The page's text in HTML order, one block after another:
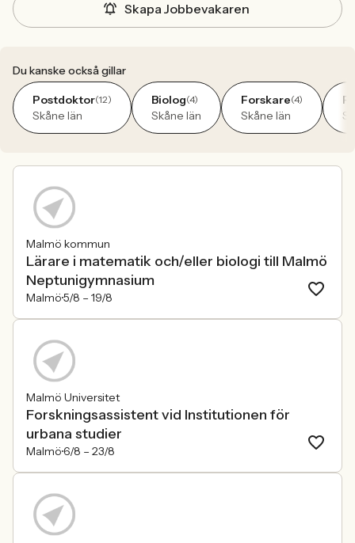
Skapa Jobbevakaren
Du kanske också gillar
Postdoktor(12)
Skåne län
Biolog(4)
Skåne län
Forskare(4)
Skåne län
Malmö kommun
Lärare i matematik och/eller biologi till Malmö
Neptunigymnasium
Malmö5/8 – 19/8
Malmö Universitet
Forskningsassistent vid Institutionen för
urbana studier
Malmö6/8 – 23/8